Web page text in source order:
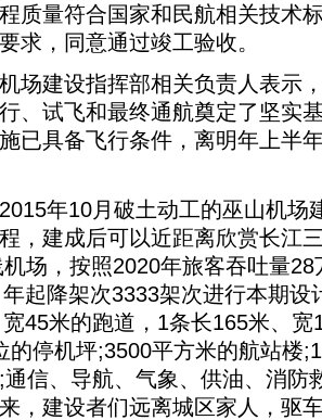
质量符合国家和民航相关技术
求，同意通过竣工验收。
建设指挥部相关负责人表示
、试飞和最终通航奠定了坚实
已具备飞行条件，离明年上半
年10月破土动工的巫山机场
，建成后可以近距离欣赏长江
机场，按照2020年旅客吞吐量
起降架次3333架次进行本期设
45米的跑道，1条长165米、宽
的停机坪;3500平方米的航站楼
信、导航、气象、供油、消防
，建设者们远离城区家人，驱